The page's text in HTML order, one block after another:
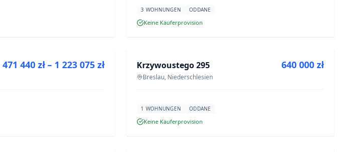
3 WOHNUNGEN ODDANE
Keine Käuferprovision
471 440 zł – 1 223 075 zł NEUBAU
Krzywoustego 295
Breslau, Niederschlesien
640 000 zł
1 WOHNUNGEN ODDANE
Keine Käuferprovision